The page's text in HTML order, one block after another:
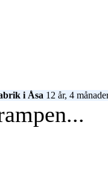
i Åsa 12 år, 4